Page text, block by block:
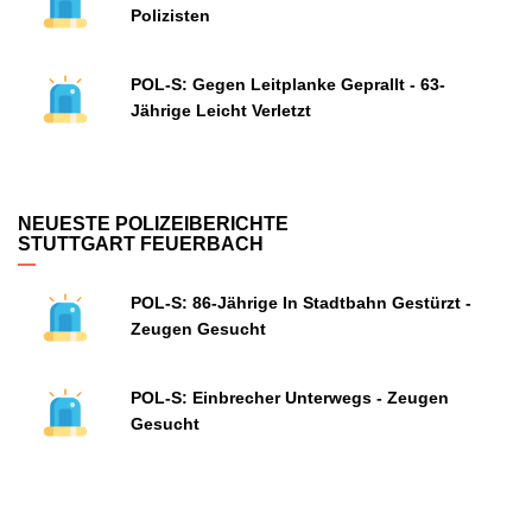
Polizisten
POL-S: Gegen Leitplanke Geprallt - 63-
Jährige Leicht Verletzt
NEUESTE POLIZEIBERICHTE
STUTTGART FEUERBACH
POL-S: 86-Jährige In Stadtbahn Gestürzt -
Zeugen Gesucht
POL-S: Einbrecher Unterwegs - Zeugen
Gesucht